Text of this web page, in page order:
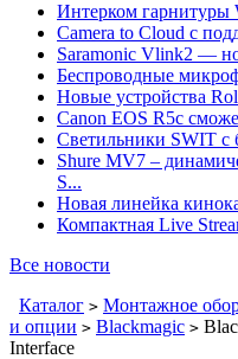
Интерком гарнитуры
Camera to Cloud с
Saramonic Vlink2 —
Беспроводные
Новые устройства
Canon EOS R5c
Светильники SWIT с
Shure MV7 –
S...
Новая линейка
Компактная Live
Все новости
Каталог > Монтажное
и опции > Blackmagic >
Interface